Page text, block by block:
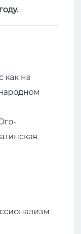
как на